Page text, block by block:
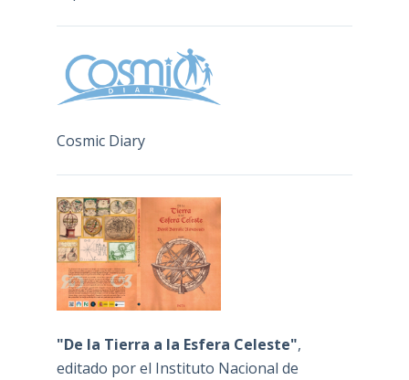
Cosmic Diary
"De la Tierra a la Esfera Celeste",
editado por el Instituto Nacional de